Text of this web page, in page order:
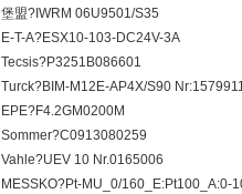
堡盟?IWRM 06U9501/S35
E-T-A?ESX10-103-DC24V-3A
Tecsis?P3251B086601
Turck?BIM-M12E-AP4X/S90
EPE?F4.2GM0200M
Sommer?C0913080259
Vahle?UEV 10 Nr.0165006
MESSKO?Pt-MU_0/160_E:Pt100_A:0-